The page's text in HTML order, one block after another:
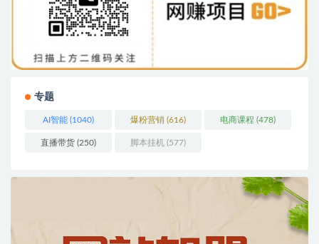
专题
AI智能 (1040) 爆粉营销 (616) 电商课程 (478)
直播带货 (250) 脚本挂机 (577)